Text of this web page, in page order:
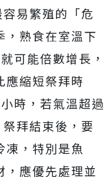
易繁殖的「危
，熟食在室溫下
可能倍數增長，
應縮短祭拜時
時，若氣溫超過
拜結束後，要
凍，特別是魚
，應優先處理並